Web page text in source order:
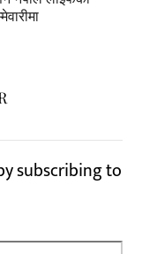
subscribing to